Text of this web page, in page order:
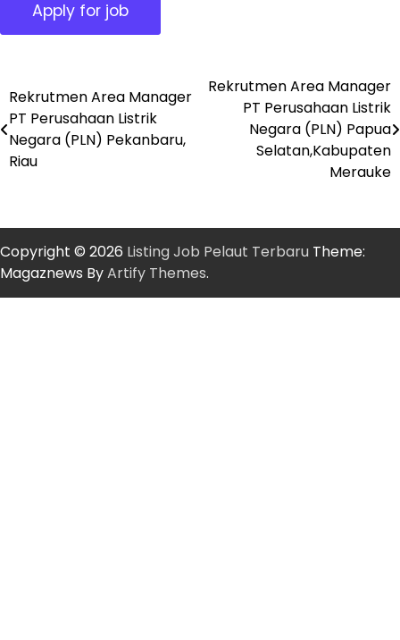
Post
navigation
Rekrutmen Area Manager
PT Perusahaan Listrik
Negara (PLN) Pekanbaru,
Riau
Rekrutmen Area Manager
PT Perusahaan Listrik
Negara (PLN) Papua
Selatan,Kabupaten
Merauke
Copyright © 2026 Listing Job Pelaut Terbaru Theme:
Magaznews ByArtify Themes.